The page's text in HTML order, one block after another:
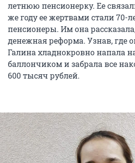
летнюю пенсионерку. Ее
же году ее жертвами стали 70-
пенсионеры. Им она
денежная реформа. Узнав, где
Галина хладнокровно напала
баллончиком и забрала все
600 тысяч рублей.